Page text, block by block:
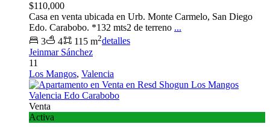
$110,000
Casa en venta ubicada en Urb. Monte Carmelo, San Diego
Edo. Carabobo. *132 mts2 de terreno ...
3
4 115 m2detalles
Jeinmar Sánchez
11
Los Mangos, Valencia
Venta
Activa